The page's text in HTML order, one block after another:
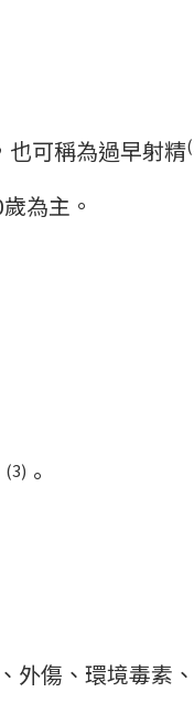
可稱為過早射精
為主。
(3) 。
外傷、環境毒素